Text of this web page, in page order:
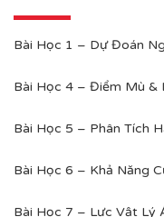
Bài Học 1 – Dự Đoán
Bài Học 4 – Điểm Mù &
Bài Học 5 – Phân Tích
Bài Học 6 – Khả Năng
Bài Học 7 – Lực Vật Lý